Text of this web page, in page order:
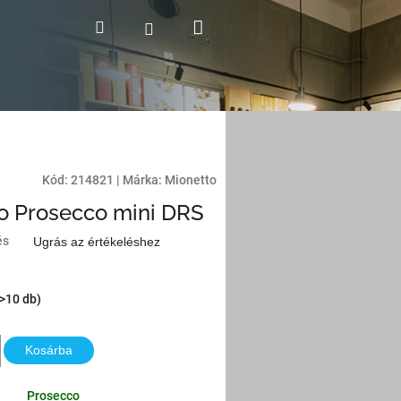
Keresés Bejelentkezés
Kód: 214821 | Márka: Mionetto
Prosecco mini DRS
Ugrás az értékeléshez
db)
Kosárba
Prosecco